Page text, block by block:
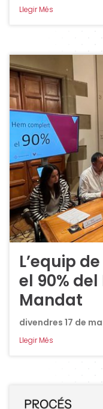
Llegir Més
L’equip
el 90% del
Mandat
divendres 17 de
Llegir Més